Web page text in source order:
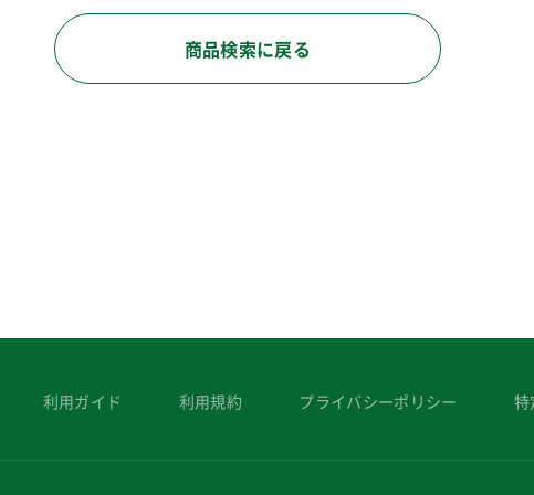
商品検索に戻る
利用ガイド 利用規約 プライバシーポリシー 特